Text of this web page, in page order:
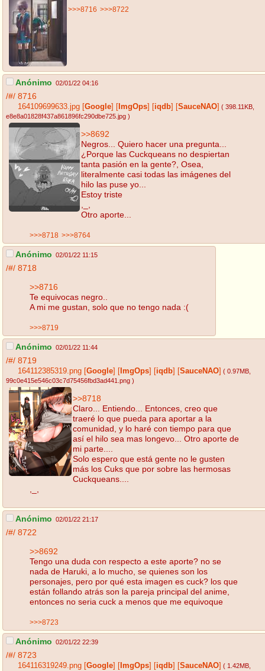
>>>8716 >>>8722
Anónimo 02/01/22 04:16
/#/ 8716
164109699633.jpg Google ImgOps iqdb SauceNAO ( 398.11KB
e8e8a01828f437a861896fc290dbe725.jpg )
>>8692
Negros... Quiero hacer una pregunta...
¿Porque las Cuckqueans no despiertan
tanta pasión en la gente?, Osea,
literalmente casi todas las imágenes del
hilo las puse yo...
Estoy triste
Otro aporte...
>>>8718 >>>8764
Anónimo 02/01/22 11:15
/#/ 8718
>>8716
Te equivocas negro..
A mi me gustan, solo que no tengo nada :(
>>>8719
Anónimo 02/01/22 11:44
/#/ 8719
164112385319.png Google ImgOps iqdb SauceNAO ( 0.97MB
99c0e415e546c03c7d75456fbd3ad441.png )
>>8718
Claro... Entiendo... Entonces, creo que
traeré lo que pueda para aportar a la
comunidad, y lo haré con tiempo para que
así el hilo sea mas longevo... Otro aporte de
mi parte....
Solo espero que está gente no le gusten
más los Cuks que por sobre las hermosas
Cuckqueans....
Anónimo 02/01/22 21:17
/#/ 8722
>>8692
Tengo una duda con respecto a este aporte? no se
nada de Haruki, a lo mucho, se quienes son los
personajes, pero por qué esta imagen es cuck? los que
están follando atrás son la pareja principal del anime,
entonces no seria cuck a menos que me equivoque
>>>8723
Anónimo 02/01/22 22:39
/#/ 8723
164116319249.png Google ImgOps iqdb SauceNAO ( 1.42MB